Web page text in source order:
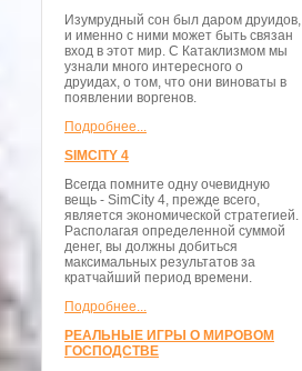
Изумрудный сон был даром друидов,
и именно с ними может быть связан
вход в этот мир. С Катаклизмом мы
узнали много интересного о
друидах, о том, что они виноваты в
появлении воргенов.
Подробнее...
SIMCITY 4
Всегда помните одну очевидную
вещь - SimCity 4, прежде всего,
является экономической стратегией.
Располагая определенной суммой
денег, вы должны добиться
максимальных результатов за
кратчайший период времени.
Подробнее...
РЕАЛЬНЫЕ ИГРЫ О МИРОВОМ
ГОСПОДСТВЕ